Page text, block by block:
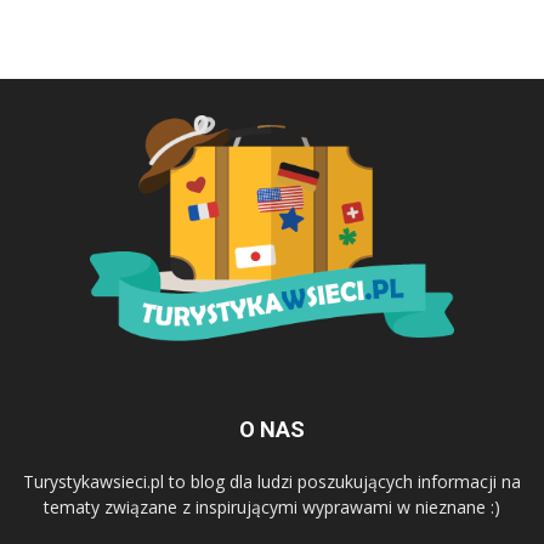
O NAS
Turystykawsieci.pl to blog dla ludzi poszukujących informacji na
tematy związane z inspirującymi wyprawami w nieznane :)